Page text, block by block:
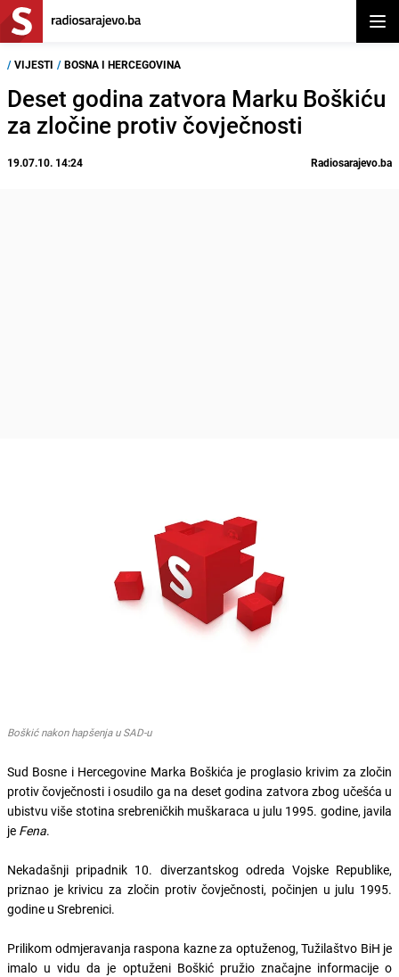
/ VIJESTI / BOSNA I HERCEGOVINA
Deset godina zatvora Marku Boškiću
za zločine protiv čovječnosti
19.07.10. 14:24 Radiosarajevo.ba
Boškić nakon hapšenja u SAD-u
Sud Bosne i Hercegovine Marka Boškića je proglasio krivim za zločin
protiv čovječnosti i osudilo ga na deset godina zatvora zbog učešća u
ubistvu više stotina srebreničkih muškaraca u julu 1995. godine, javila
je Fena.
Nekadašnji pripadnik 10. diverzantskog odreda Vojske Republike,
priznao je krivicu za zločin protiv čovječnosti, počinjen u julu 1995.
godine u Srebrenici.
Prilikom odmjeravanja raspona kazne za optuženog, Tužilaštvo BiH je
imalo u vidu da je optuženi Boškić pružio značajne informacije o